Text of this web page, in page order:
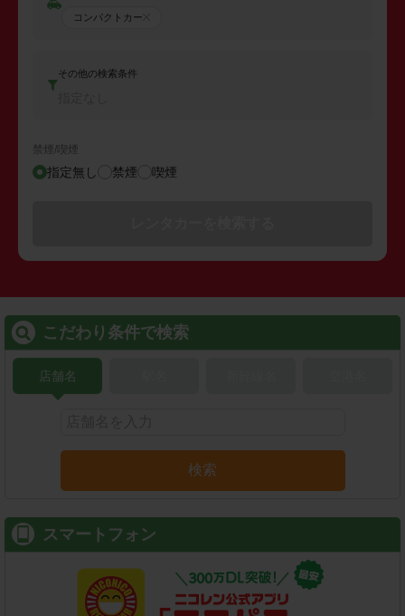
コンパクトカー
その他の検索条件
禁煙/喫煙
指定無し 禁煙 喫煙
こだわり条件で検索
店舗名
検索
スマートフォン